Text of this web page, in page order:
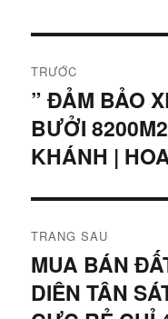
hướng
bài
viết
TRƯỚC
Bài
viết
trước:
” ĐẢM BẢO
BƯỞI
KHÁNH |
TRANG SAU
Bài
tiếp
theo:
MUA BÁN
DIÊN TÂN